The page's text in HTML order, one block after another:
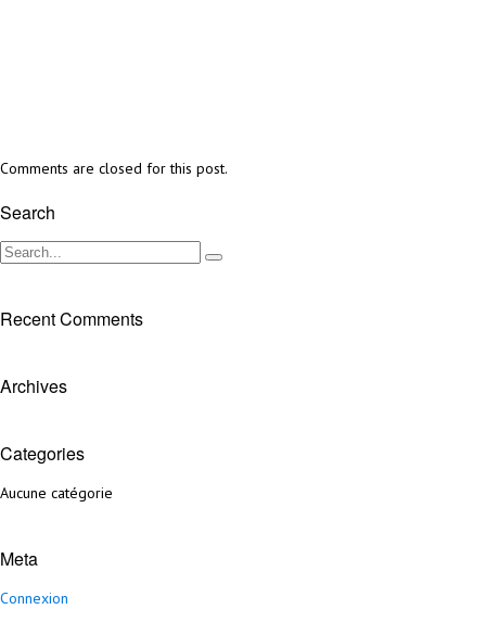
Comments are closed for this post.
Search
Recent Comments
Archives
Categories
Aucune catégorie
Meta
Connexion